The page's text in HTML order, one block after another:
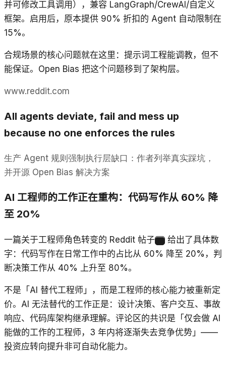
并可修改工具调用），兼容 LangGraph/CrewAI/自定义
框架。启用后，原本提供 90% 折扣的 Agent 自动限制在
15%。
合规场景的核心问题就在这里：提示词工程能调教，但不
能保证。Open Bias 把这个问题移到了架构层。
www.reddit.com
All agents deviate, fail and mess up
because no one enforces the rules
生产 Agent 规则强制执行层缺口：作者列举真实踩坑，
并开源 Open Bias 解决方案
AI 工程师的工作正在重构：代码写作从 60% 降
至 20%
一篇关于工程师角色转变的 Reddit 帖子
给出了具体数
字：代码写作在日常工作中的占比从 60% 降至 20%，判
断决策工作从 40% 上升至 80%。
不是「AI 替代工程师」，而是工程师的核心能力被重新定
价。AI 无法替代的工作正是：设计决策、客户交互、事故
响应、代码库架构继承理解。评论区的共识是「仅会做 AI
能做的工作的工程师，3 年内将逐渐失去竞争优势」——
投资应转向提升非可自动化能力。